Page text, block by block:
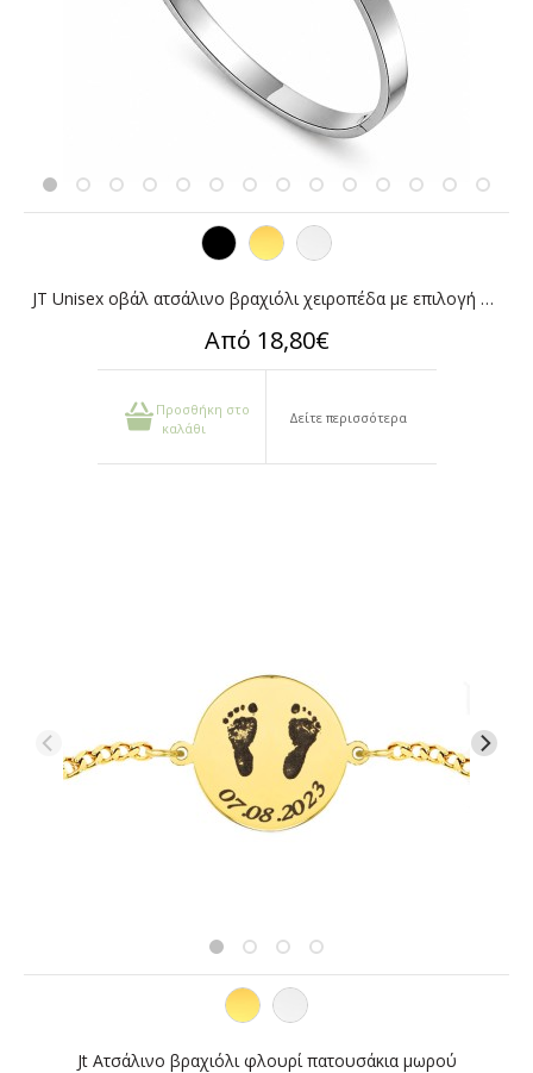
JT Unisex οβάλ ατσάλινο βραχιόλι χειροπέδα με επιλογή χάραξης
Από 18,80€
Προσθήκη στο
καλάθι
Δείτε περισσότερα
Jt Ατσάλινο βραχιόλι φλουρί πατουσάκια μωρού